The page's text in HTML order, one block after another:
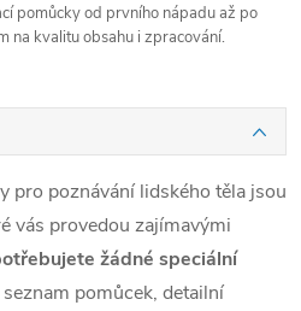
pomůcky od prvního nápadu až po
na kvalitu obsahu i zpracování.
pro poznávání lidského těla jsou
vás provedou zajímavými
žádné speciální
pomůcek, detailní